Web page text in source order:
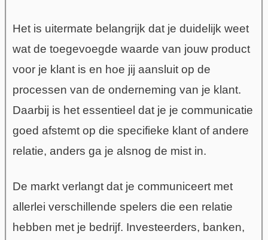
Het is uitermate belangrijk dat je duidelijk weet
wat de toegevoegde waarde van jouw product
voor je klant is en hoe jij aansluit op de
processen van de onderneming van je klant.
Daarbij is het essentieel dat je je communicatie
goed afstemt op die specifieke klant of andere
relatie, anders ga je alsnog de mist in.
De markt verlangt dat je communiceert met
allerlei verschillende spelers die een relatie
hebben met je bedrijf. Investeerders, banken,